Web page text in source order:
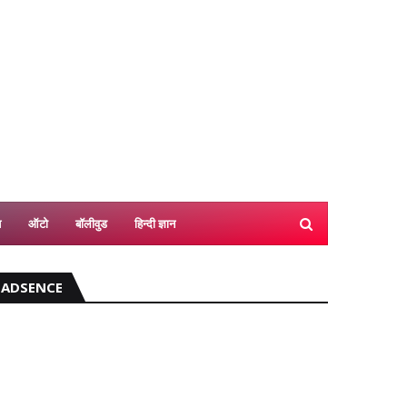
ऑटो बॉलीवुड हिन्दी ज्ञान
ADSENCE